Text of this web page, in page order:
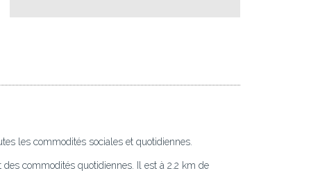
les commodités sociales et quotidiennes.
commodités quotidiennes. Il est à 2.2 km de